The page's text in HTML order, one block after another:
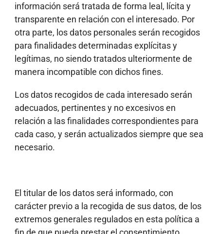
información será tratada de forma leal, lícita y
transparente en relación con el interesado. Por
otra parte, los datos personales serán recogidos
para finalidades determinadas explícitas y
legítimas, no siendo tratados ulteriormente de
manera incompatible con dichos fines.
Los datos recogidos de cada interesado serán
adecuados, pertinentes y no excesivos en
relación a las finalidades correspondientes para
cada caso, y serán actualizados siempre que sea
necesario.
El titular de los datos será informado, con
carácter previo a la recogida de sus datos, de los
extremos generales regulados en esta política a